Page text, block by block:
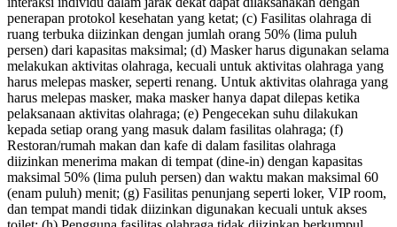
penerapan protokol kesehatan yang ketat; (c) Fasilitas olahraga di
ruang terbuka diizinkan dengan jumlah orang 50% (lima puluh
persen) dari kapasitas maksimal; (d) Masker harus digunakan selama
melakukan aktivitas olahraga, kecuali untuk aktivitas olahraga yang
harus melepas masker, seperti renang. Untuk aktivitas olahraga yang
harus melepas masker, maka masker hanya dapat dilepas ketika
pelaksanaan aktivitas olahraga; (e) Pengecekan suhu dilakukan
kepada setiap orang yang masuk dalam fasilitas olahraga; (f)
Restoran/rumah makan dan kafe di dalam fasilitas olahraga
diizinkan menerima makan di tempat (dine-in) dengan kapasitas
maksimal 50% (lima puluh persen) dan waktu makan maksimal 60
(enam puluh) menit; (g) Fasilitas penunjang seperti loker, VIP room,
dan tempat mandi tidak diizinkan digunakan kecuali untuk akses